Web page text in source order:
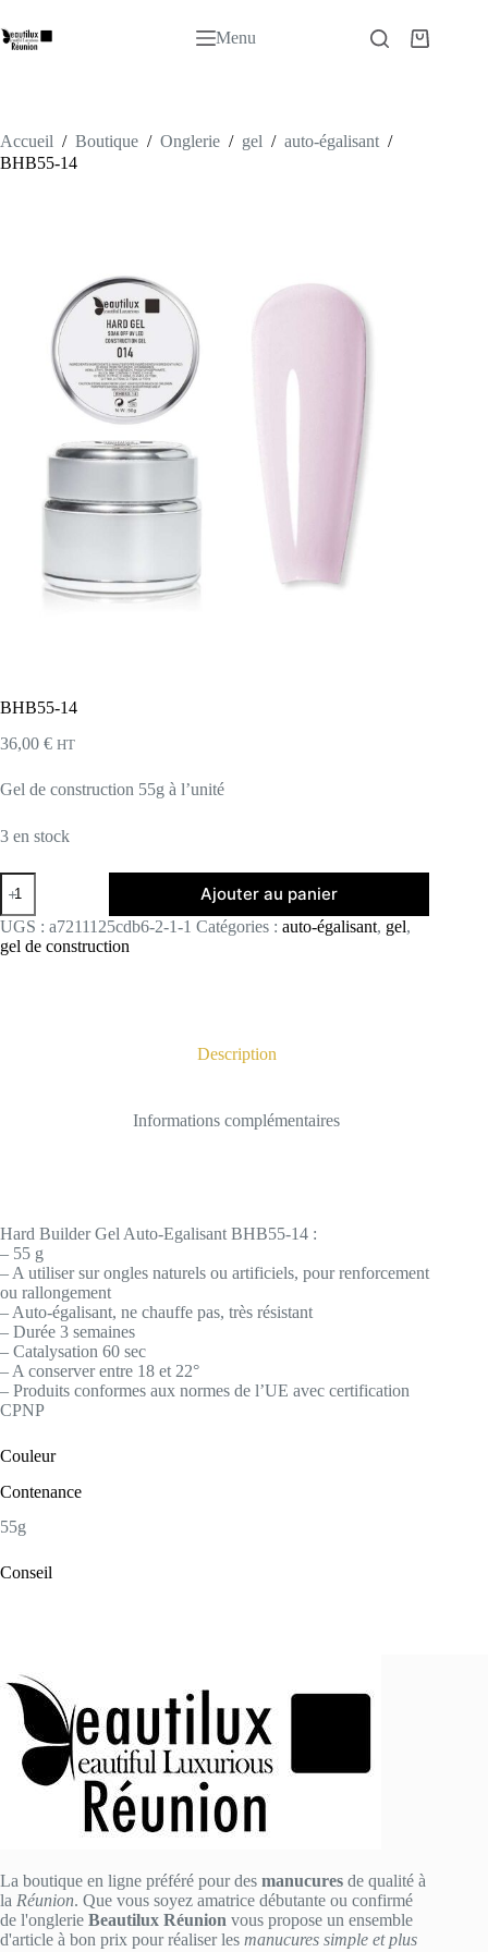
au
contenu
Menu
Panier
Accueil / Boutique / Onglerie / gel / auto-égalisant /
BHB55-14
BHB55-14
36,00 € HT
Gel de construction 55g à l’unité
3 en stock
quantité
de
BHB55-
14
Ajouter au panier
UGS : a7211125cdb6-2-1-1 Catégories : auto-égalisant, gel,
gel de construction
Description
Informations complémentaires
Hard Builder Gel Auto-Egalisant BHB55-14 :
– 55 g
– A utiliser sur ongles naturels ou artificiels, pour renforcement
ou rallongement
– Auto-égalisant, ne chauffe pas, très résistant
– Durée 3 semaines
– Catalysation 60 sec
– A conserver entre 18 et 22°
– Produits conformes aux normes de l’UE avec certification
CPNP
Couleur
Contenance
55g
Conseil
La boutique en ligne préféré pour des manucures de qualité à
la Réunion. Que vous soyez amatrice débutante ou confirmé
de l'onglerie Beautilux Réunion vous propose un ensemble
d'article à bon prix pour réaliser les manucures simple et plus